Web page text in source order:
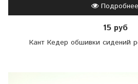
Подробнее
15 руб
Кант Кедер обшивки сидений